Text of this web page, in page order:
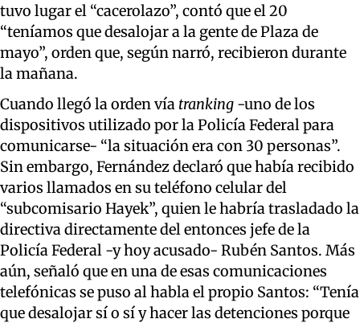
tuvo lugar el “cacerolazo”, contó que el 20
“teníamos que desalojar a la gente de Plaza de
mayo”, orden que, según narró, recibieron durante
la mañana.
Cuando llegó la orden vía tranking -uno de los
dispositivos utilizado por la Policía Federal para
comunicarse- “la situación era con 30 personas”.
Sin embargo, Fernández declaró que había recibido
varios llamados en su teléfono celular del
“subcomisario Hayek”, quien le habría trasladado la
directiva directamente del entonces jefe de la
Policía Federal -y hoy acusado- Rubén Santos. Más
aún, señaló que en una de esas comunicaciones
telefónicas se puso al habla el propio Santos: “Tenía
que desalojar sí o sí y hacer las detenciones porque